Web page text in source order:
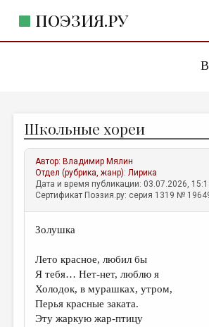
ПОЭЗИЯ.РУ
ЖАНРЫ
АВТОРЫ
КОММЕНТАРИИ
ЛИТСАЛОН
НОВОСТИ
ПРАВИЛА САЙТА
ОТДЕЛЫ И РУБРИКИ
ИЗБРАННОЕ
Школьные хореи
Автор: Владимир Мялин
Отдел (рубрика, жанр):Лирика
Дата и время публикации: 03.07.2026,
Сертификат Поэзия.ру: серия 1319 №
Золушка
Лето красное, любил бы
Я тебя… Нет-нет, люблю я
Холодок, в мурашках, утром,
Перья красные заката.
Эту жаркую жар-птицу